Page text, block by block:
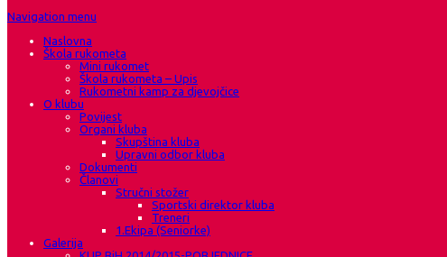
Navigation menu
Naslovna
Škola rukometa
Mini rukomet
Škola rukometa – Upis
Rukometni kamp za djevojčice
O klubu
Povijest
Organi kluba
Skupština kluba
Upravni odbor kluba
Dokumenti
Članovi
Stručni stožer
Sportski direktor kluba
Treneri
1.Ekipa (Seniorke)
Galerija